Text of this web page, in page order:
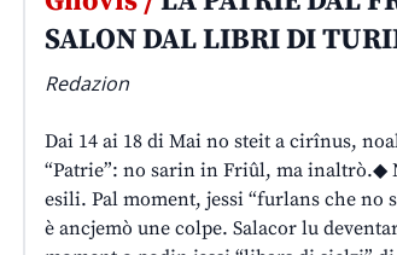
SALON DAL LIBRI DI
Redazion
Dai 14 ai 18 di Mai no steit a cirînus,
“Patrie”: no sarin in Friûl, ma inaltrò.◆
esili. Pal moment, jessi “furlans che no
è ancjemò une colpe. Salacor lu